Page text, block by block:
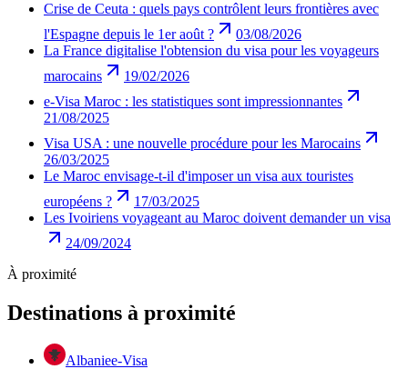
Crise de Ceuta : quels pays contrôlent leurs frontières avec
l'Espagne depuis le 1er août ?
03/08/2026
La France digitalise l'obtension du visa pour les voyageurs
marocains
19/02/2026
e-Visa Maroc : les statistiques sont impressionnantes
21/08/2025
Visa USA : une nouvelle procédure pour les Marocains
26/03/2025
Le Maroc envisage-t-il d'imposer un visa aux touristes
européens ?
17/03/2025
Les Ivoiriens voyageant au Maroc doivent demander un visa
24/09/2024
À proximité
Destinations à proximité
Albaniee-Visa